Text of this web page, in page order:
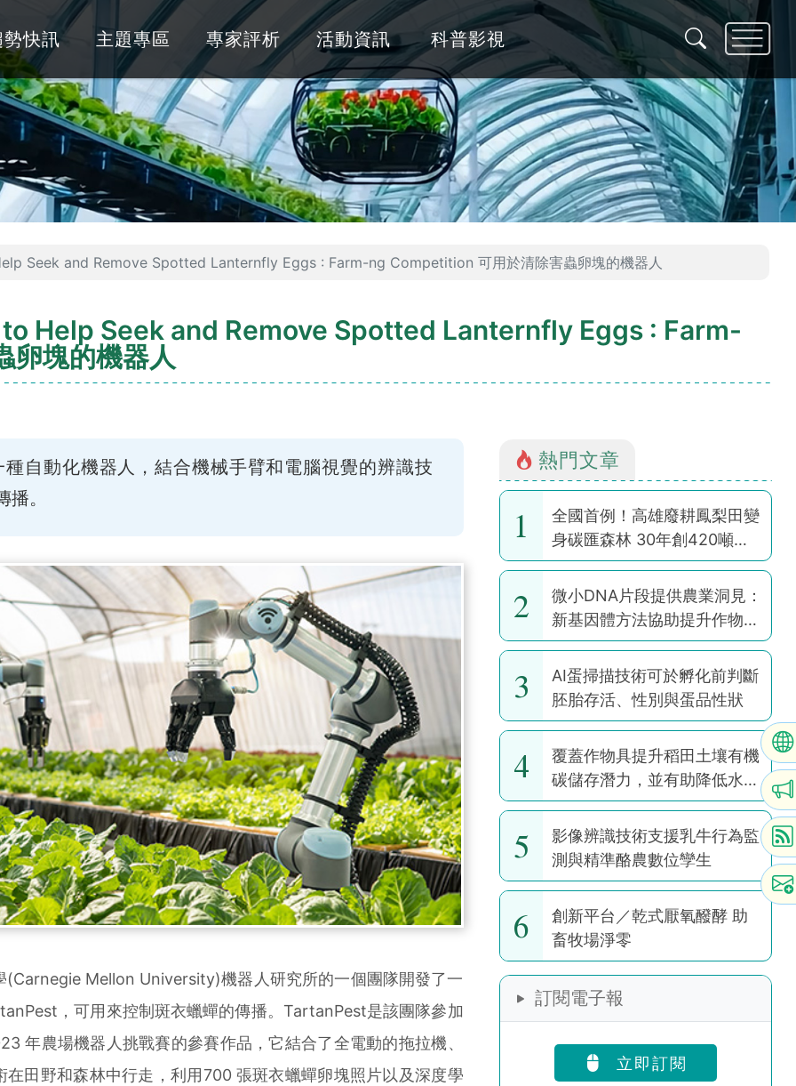
勢快訊 主題專區 專家評析 活動資訊 科普影視
Seek and Remove Spotted Lanternfly Eggs : Farm-ng Competition 可用於清除害蟲卵塊的機器人
Help Seek and Remove Spotted Lanternfly Eggs : Farm-
塊的機器人
自動化機器人，結合機械手臂和電腦視覺的辨識技
。
Mellon University)機器人研究所的一個團隊開發了一
，可用來控制斑衣蠟蟬的傳播。TartanPest是該團隊參加
年農場機器人挑戰賽的參賽作品，它結合了全電動的拖拉機、
在田野和森林中行走，利用700 張斑衣蠟蟬卵塊照片以及深度學
熱門文章
1
全國首例！高雄廢耕鳳梨田變
身碳匯森林 30年創420噸碳
權
2
微小DNA片段提供農業洞見：
新基因體方法協助提升作物韌
性
3
AI蛋掃描技術可於孵化前判斷
胚胎存活、性別與蛋品性狀
4
覆蓋作物具提升稻田土壤有機
碳儲存潛力，並有助降低水稻
耕作全球暖化潛勢
5
影像辨識技術支援乳牛行為監
測與精準酪農數位孿生
6
創新平台／乾式厭氧醱酵 助
畜牧場淨零
訂閱電子報
立即訂閱